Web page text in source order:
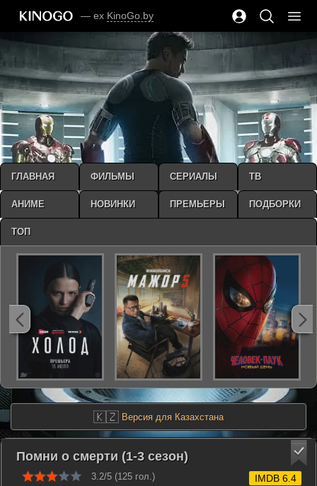
— ex KinoGo.by
🇰🇿 Версия для Казахстана
Помни о смерти (1-3 сезон)
3.2/5 (125 гол.) IMDB 6.4
ГЛАВНАЯ ФИЛЬМЫ СЕРИАЛЫ ТВ
АНИМЕ НОВИНКИ ПРЕМЬЕРЫ ПОДБОРКИ
ТОП